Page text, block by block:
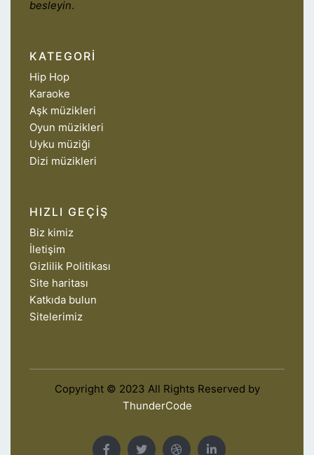
besleyin.
KATEGORI
Hip Hop
Karaoke
Aşk müzikleri
Oyun müzikleri
Uyku müziği
Dizi müzikleri
HIZLI GEÇIŞ
Biz kimiz
İletişim
Gizlilik Politikası
Site haritası
Katkıda bulun
Sitelerimiz
Copyright © 2023 All Rights Reserved by
ThunderCode